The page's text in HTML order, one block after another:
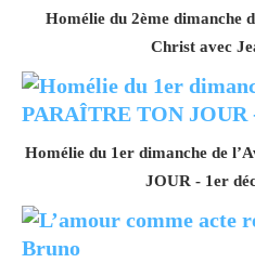
Homélie du 2ème dimanche
Christ avec
Homélie du 1er dimanche de
JOUR - 1er